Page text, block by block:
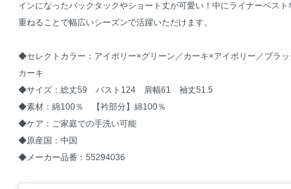
インになったバックタックやショート丈が可愛い！中にライナーベスト
重ねることで幅広いシーズンで活躍いただけます。
◆セレクトカラー：アイボリー×グリーン／カーキ×アイボリー／ブラッ
カーキ
◆サイズ：総丈59 バスト124 肩幅61 袖丈51.5
◆素材：綿100％ 【衿部分】綿100％
◆ケア：ご家庭での手洗い可能
◆原産国：中国
◆メーカー品番：55294036